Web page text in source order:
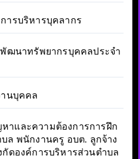
ารบริหารบุคลากร
ฒนาทรัพยากรบุคคลประจำ
านบุคคล
าและความต้องการการฝึก
ล พนักงานครู อบต. ลูกจ้าง
ดองค์การบริหารส่วนตำบล